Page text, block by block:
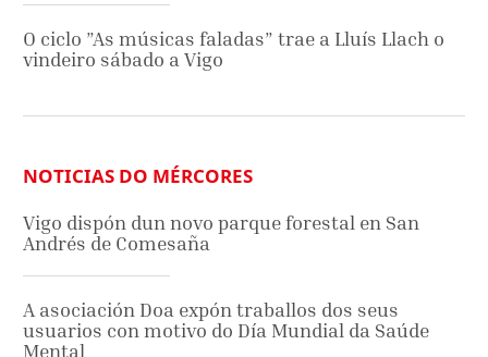
O ciclo ”As músicas faladas” trae a Lluís Llach o
vindeiro sábado a Vigo
NOTICIAS DO MÉRCORES
Vigo dispón dun novo parque forestal en San
Andrés de Comesaña
A asociación Doa expón traballos dos seus
usuarios con motivo do Día Mundial da Saúde
Mental